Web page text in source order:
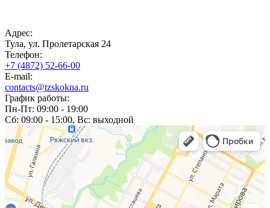
Адрес:
Тула, ул. Пролетарская 24
Телефон:
+7 (4872) 52-66-00
E-mail:
contacts@tzskokna.ru
График работы:
Пн-Пт: 09:00 - 19:00
Сб: 09:00 - 15:00, Вс: выходной